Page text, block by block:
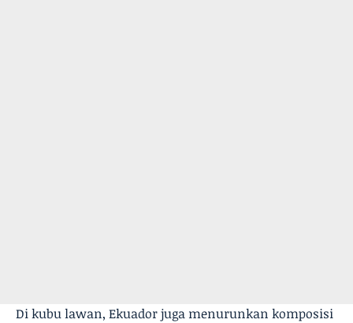
Di kubu lawan, Ekuador juga menurunkan komposisi